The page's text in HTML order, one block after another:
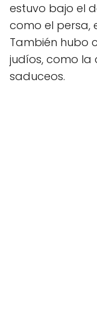
estuvo bajo el
como el persa,
También hubo
judíos, como la
saduceos.